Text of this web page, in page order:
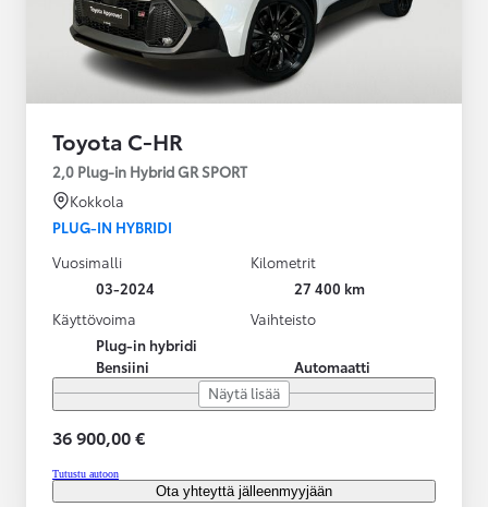
Toyota C-HR
2,0 Plug-in Hybrid GR SPORT
Kokkola
PLUG-IN HYBRIDI
Vuosimalli
03-2024
Kilometrit
27 400 km
Käyttövoima
Plug-in hybridi
Bensiini
Vaihteisto
Automaatti
Näytä lisää
36 900,00 €
Tutustu autoon
Ota yhteyttä jälleenmyyjään